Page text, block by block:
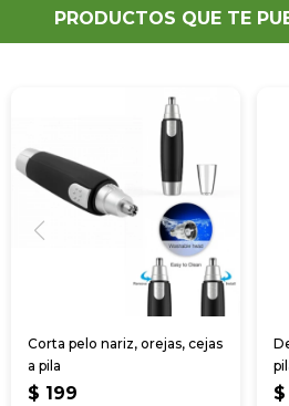
PRODUCTOS QUE TE
Corta pelo nariz, orejas, cejas
a pila
$ 199 $